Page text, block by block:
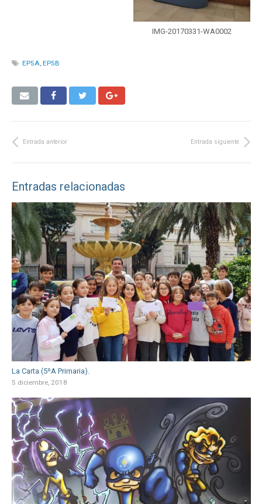
IMG-20170331-WA0002
EP5A,EP5B
Entrada anterior Entrada siguiente
Entradas relacionadas
La Carta (5ºA Primaria).
5 diciembre, 2018